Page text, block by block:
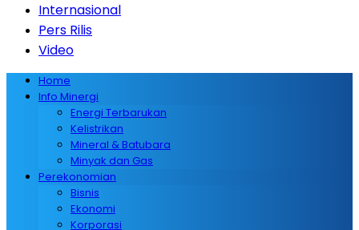
Internasional
Pers Rilis
Video
Home
Info Minergi
Energi Terbarukan
Kelistrikan
Mineral & Batubara
Minyak dan Gas
Perekonomian
Bisnis
Ekonomi
Korporasi